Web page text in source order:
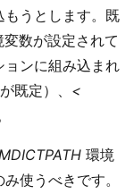
うとします。既
変数が設定されて
ョンに組み込まれ
既定）、 <
環境
使うべきです。